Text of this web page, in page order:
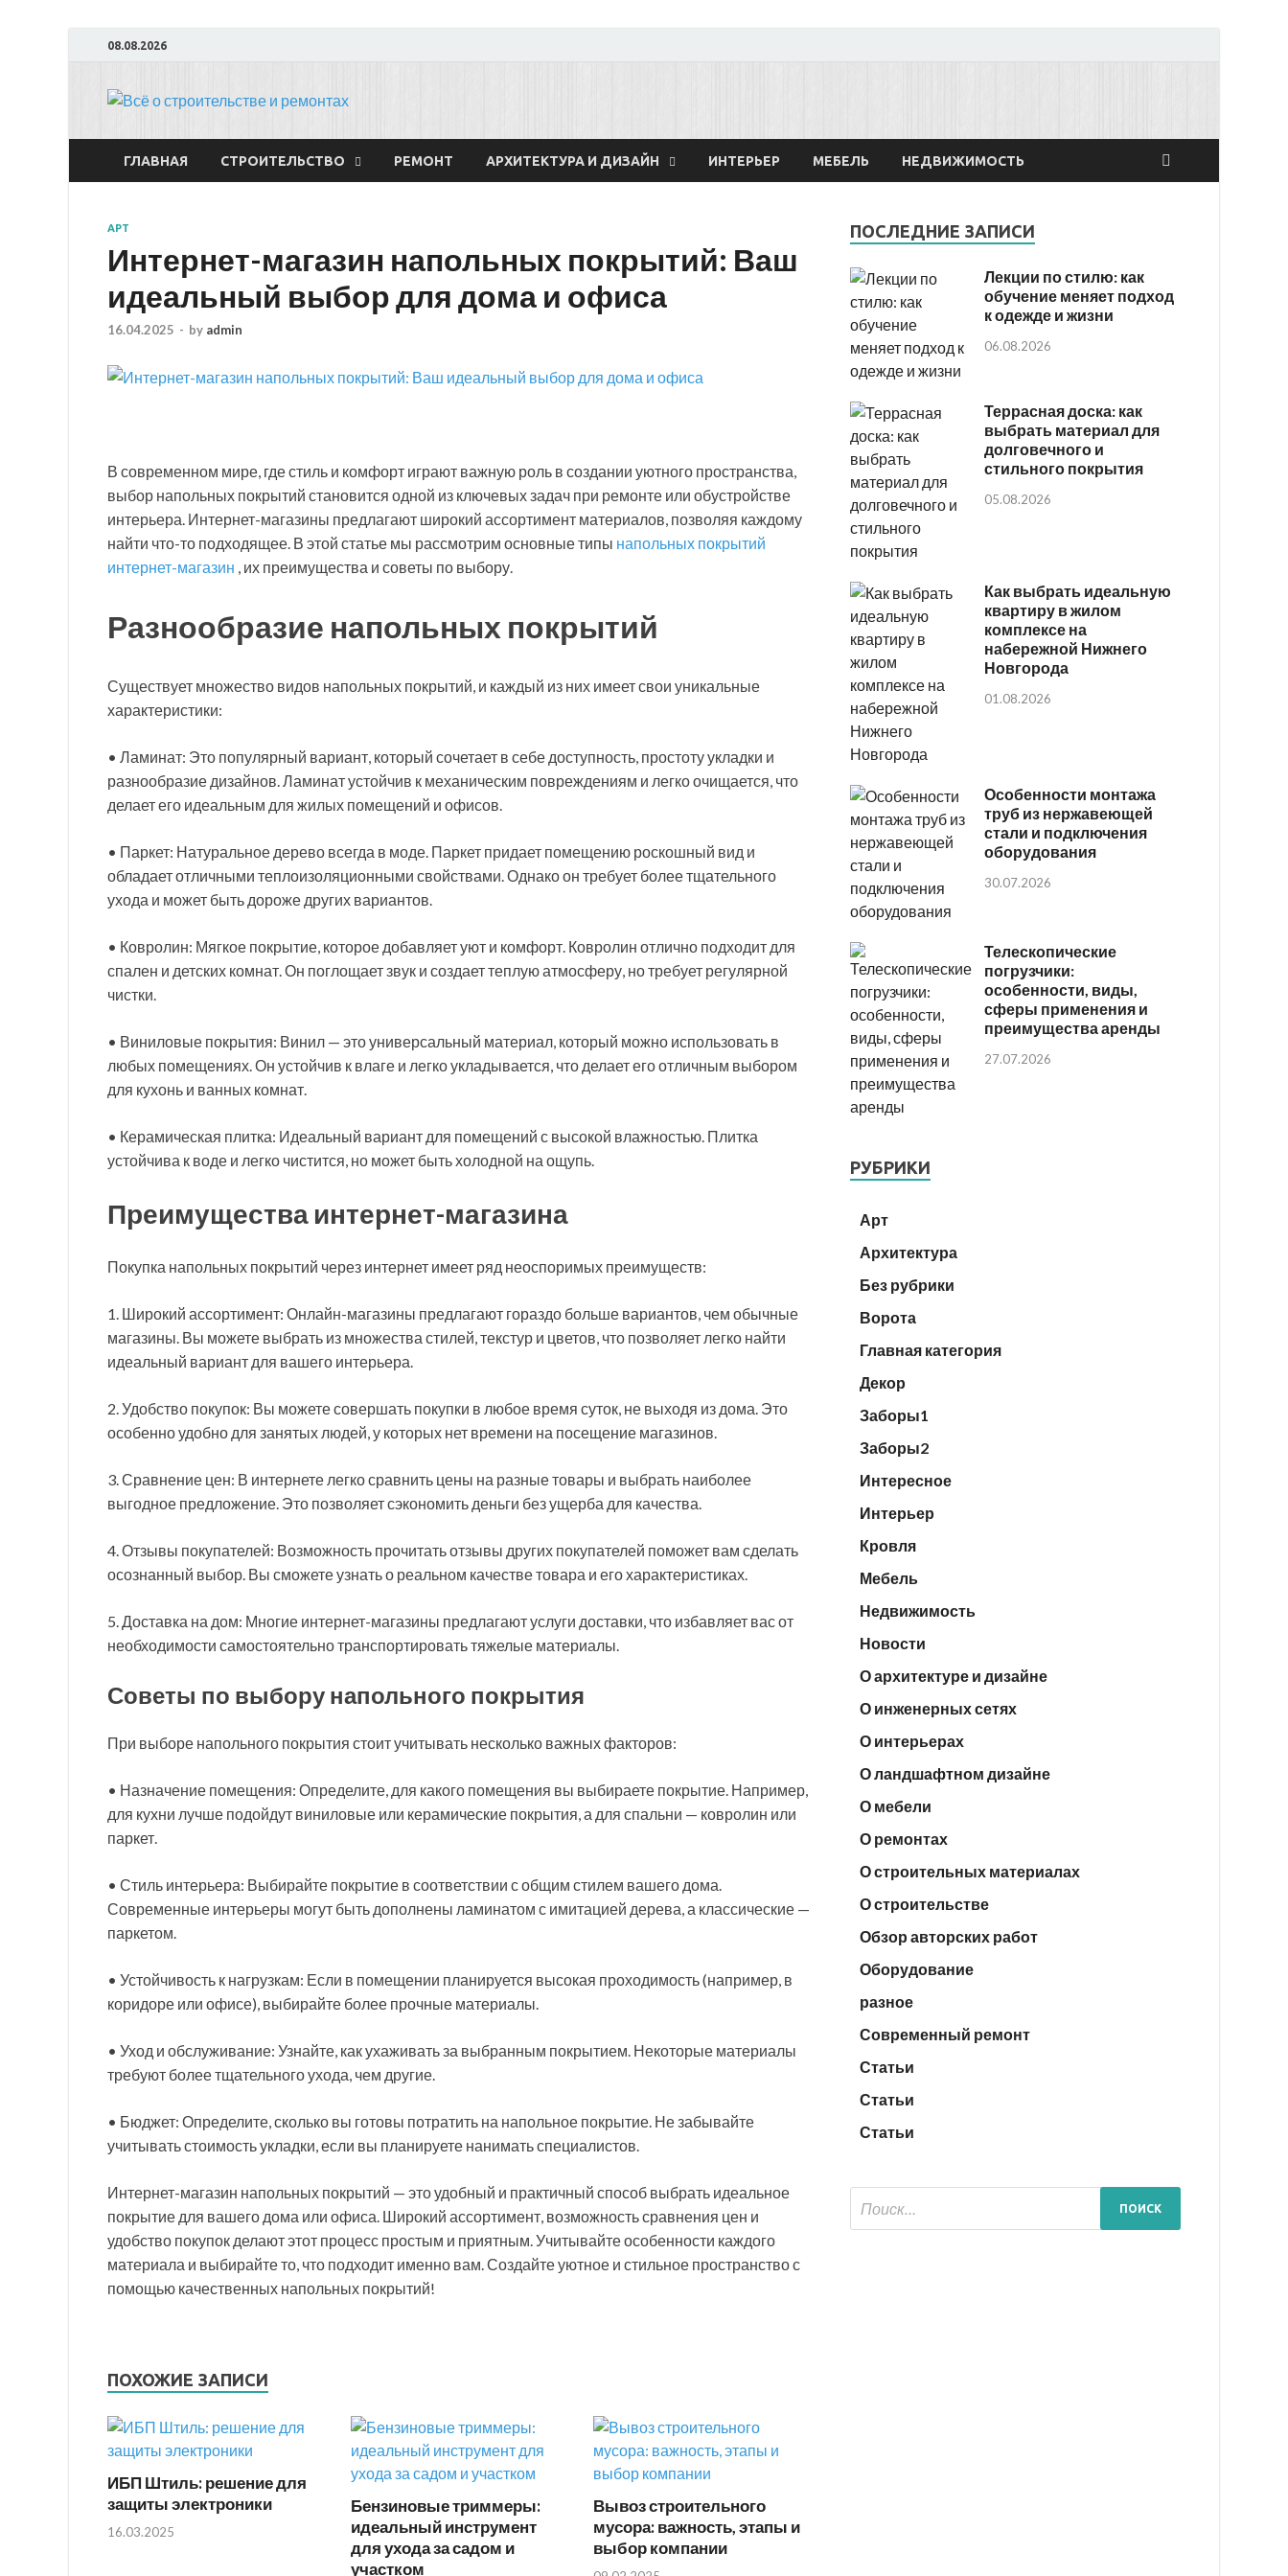
08.08.2026
Всё о строительстве и ремонтах
ГЛАВНАЯ СТРОИТЕЛЬСТВО РЕМОНТ АРХИТЕКТУРА И ДИЗАЙН ИНТЕРЬЕР МЕБЕЛЬ НЕДВИЖИМОСТЬ
АРТ
Интернет-магазин напольных покрытий: Ваш
идеальный выбор для дома и офиса
16.04.2025 - by admin
В современном мире, где стиль и комфорт играют важную роль в создании уютного пространства,
выбор напольных покрытий становится одной из ключевых задач при ремонте или обустройстве
интерьера. Интернет-магазины предлагают широкий ассортимент материалов, позволяя каждому
найти что-то подходящее. В этой статье мы рассмотрим основные типы напольных покрытий
интернет-магазин , их преимущества и советы по выбору.
Разнообразие напольных покрытий
Существует множество видов напольных покрытий, и каждый из них имеет свои уникальные
характеристики:
• Ламинат: Это популярный вариант, который сочетает в себе доступность, простоту укладки и
разнообразие дизайнов. Ламинат устойчив к механическим повреждениям и легко очищается, что
делает его идеальным для жилых помещений и офисов.
• Паркет: Натуральное дерево всегда в моде. Паркет придает помещению роскошный вид и
обладает отличными теплоизоляционными свойствами. Однако он требует более тщательного
ухода и может быть дороже других вариантов.
• Ковролин: Мягкое покрытие, которое добавляет уют и комфорт. Ковролин отлично подходит для
спален и детских комнат. Он поглощает звук и создает теплую атмосферу, но требует регулярной
чистки.
• Виниловые покрытия: Винил — это универсальный материал, который можно использовать в
любых помещениях. Он устойчив к влаге и легко укладывается, что делает его отличным выбором
для кухонь и ванных комнат.
• Керамическая плитка: Идеальный вариант для помещений с высокой влажностью. Плитка
устойчива к воде и легко чистится, но может быть холодной на ощупь.
Преимущества интернет-магазина
Покупка напольных покрытий через интернет имеет ряд неоспоримых преимуществ:
1. Широкий ассортимент: Онлайн-магазины предлагают гораздо больше вариантов, чем обычные
магазины. Вы можете выбрать из множества стилей, текстур и цветов, что позволяет легко найти
идеальный вариант для вашего интерьера.
2. Удобство покупок: Вы можете совершать покупки в любое время суток, не выходя из дома. Это
особенно удобно для занятых людей, у которых нет времени на посещение магазинов.
3. Сравнение цен: В интернете легко сравнить цены на разные товары и выбрать наиболее
выгодное предложение. Это позволяет сэкономить деньги без ущерба для качества.
4. Отзывы покупателей: Возможность прочитать отзывы других покупателей поможет вам сделать
осознанный выбор. Вы сможете узнать о реальном качестве товара и его характеристиках.
5. Доставка на дом: Многие интернет-магазины предлагают услуги доставки, что избавляет вас от
необходимости самостоятельно транспортировать тяжелые материалы.
Советы по выбору напольного покрытия
При выборе напольного покрытия стоит учитывать несколько важных факторов:
• Назначение помещения: Определите, для какого помещения вы выбираете покрытие. Например,
для кухни лучше подойдут виниловые или керамические покрытия, а для спальни — ковролин или
паркет.
• Стиль интерьера: Выбирайте покрытие в соответствии с общим стилем вашего дома.
Современные интерьеры могут быть дополнены ламинатом с имитацией дерева, а классические —
паркетом.
• Устойчивость к нагрузкам: Если в помещении планируется высокая проходимость (например, в
коридоре или офисе), выбирайте более прочные материалы.
• Уход и обслуживание: Узнайте, как ухаживать за выбранным покрытием. Некоторые материалы
требуют более тщательного ухода, чем другие.
• Бюджет: Определите, сколько вы готовы потратить на напольное покрытие. Не забывайте
учитывать стоимость укладки, если вы планируете нанимать специалистов.
Интернет-магазин напольных покрытий — это удобный и практичный способ выбрать идеальное
покрытие для вашего дома или офиса. Широкий ассортимент, возможность сравнения цен и
удобство покупок делают этот процесс простым и приятным. Учитывайте особенности каждого
материала и выбирайте то, что подходит именно вам. Создайте уютное и стильное пространство с
помощью качественных напольных покрытий!
ПОХОЖИЕ ЗАПИСИ
ИБП Штиль: решение для
защиты электроники
16.03.2025
Бензиновые триммеры:
идеальный инструмент
для ухода за садом и
участком
Вывоз строительного
мусора: важность, этапы и
выбор компании
ПОСЛЕДНИЕ ЗАПИСИ
Лекции по стилю: как
обучение меняет подход
к одежде и жизни
06.08.2026
Террасная доска: как
выбрать материал для
долговечного и
стильного покрытия
05.08.2026
Как выбрать идеальную
квартиру в жилом
комплексе на
набережной Нижнего
Новгорода
01.08.2026
Особенности монтажа
труб из нержавеющей
стали и подключения
оборудования
30.07.2026
Телескопические
погрузчики:
особенности, виды,
сферы применения и
преимущества аренды
27.07.2026
РУБРИКИ
Арт
Архитектура
Без рубрики
Ворота
Главная категория
Декор
Заборы1
Заборы2
Интересное
Интерьер
Кровля
Мебель
Недвижимость
Новости
О архитектуре и дизайне
О инженерных сетях
О интерьерах
О ландшафтном дизайне
О мебели
О ремонтах
О строительных материалах
О строительстве
Обзор авторских работ
Оборудование
разное
Современный ремонт
Статьи
Статьи
Статьи